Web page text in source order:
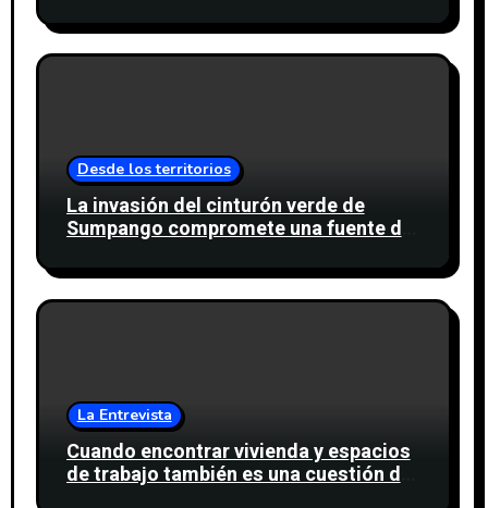
Desde los territorios
La invasión del cinturón verde de
Sumpango compromete una fuente de
La Entrevista
Cuando encontrar vivienda y espacios
de trabajo también es una cuestión de